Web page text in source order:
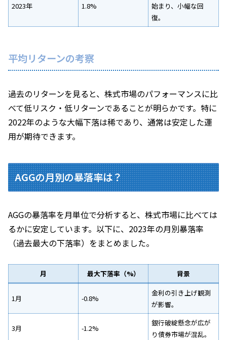
2023年 1.8%
始まり、小幅な回
復。
平均リターンの考察
過去のリターンを見ると、株式市場のパフォーマンスに比
べて低リスク・低リターンであることが明らかです。特に
2022年のような大幅下落は稀であり、通常は安定した運
用が期待できます。
AGGの月別の暴落率は？
AGGの暴落率を月単位で分析すると、株式市場に比べては
るかに安定しています。以下に、2023年の月別暴落率
（過去最大の下落率）をまとめました。
月 最大下落率（%） 背景
1月 -0.8%
金利の引き上げ観測
が影響。
3月 -1.2%
銀行破綻懸念が広が
り債券市場が混乱。